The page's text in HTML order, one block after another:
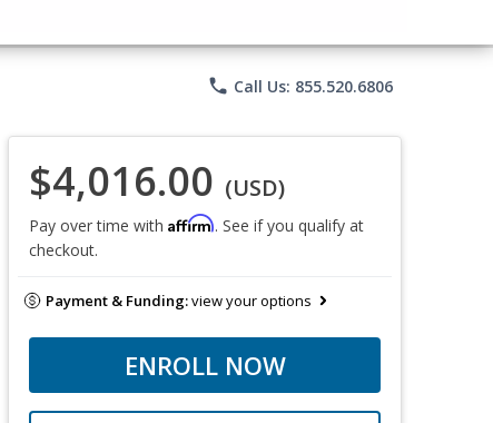
phone Call Us: 855.520.6806
$4,016.00 (USD)
Pay over time with Affirm. See if you qualify at
checkout.
Payment & Funding:view your options
ENROLL NOW